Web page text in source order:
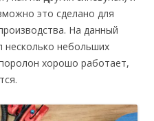
это сделано для
На данный
небольших
хорошо работает,